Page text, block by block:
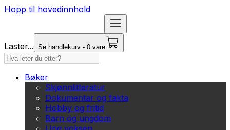
Hopp til hovedinnhold
Laster... Se handlekurv - 0 vare
Bøker
Skjønnlitteratur
Dokumentar og fakta
Hobby og fritid
Barn og ungdom